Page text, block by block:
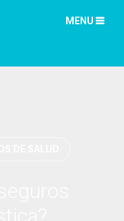
MENU